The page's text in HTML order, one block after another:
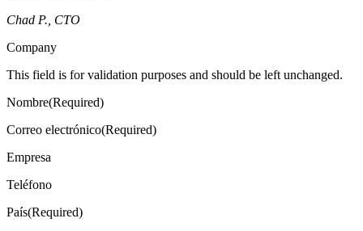
Chad P., CTO
Company
This field is for validation purposes and should be left unchanged.
Nombre(Required)
Correo electrónico(Required)
Empresa
Teléfono
País(Required)